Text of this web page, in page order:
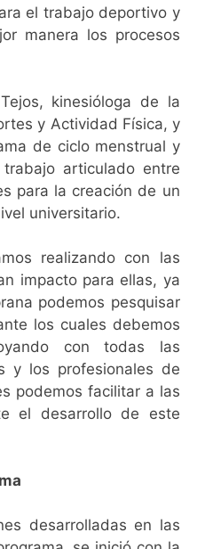
el trabajo deportivo y
manera los procesos
kinesióloga de la
y Actividad Física, y
de ciclo menstrual y
articulado entre
para la creación de un
universitario.
realizando con las
impacto para ellas, ya
podemos pesquisar
los cuales debemos
con todas las
y los profesionales de
podemos facilitar a las
el desarrollo de este
desarrolladas en las